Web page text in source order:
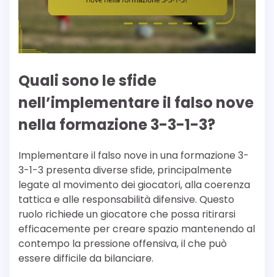
Quali sono le sfide
nell’implementare il falso nove
nella formazione 3-3-1-3?
Implementare il falso nove in una formazione 3-
3-1-3 presenta diverse sfide, principalmente
legate al movimento dei giocatori, alla coerenza
tattica e alle responsabilità difensive. Questo
ruolo richiede un giocatore che possa ritirarsi
efficacemente per creare spazio mantenendo al
contempo la pressione offensiva, il che può
essere difficile da bilanciare.